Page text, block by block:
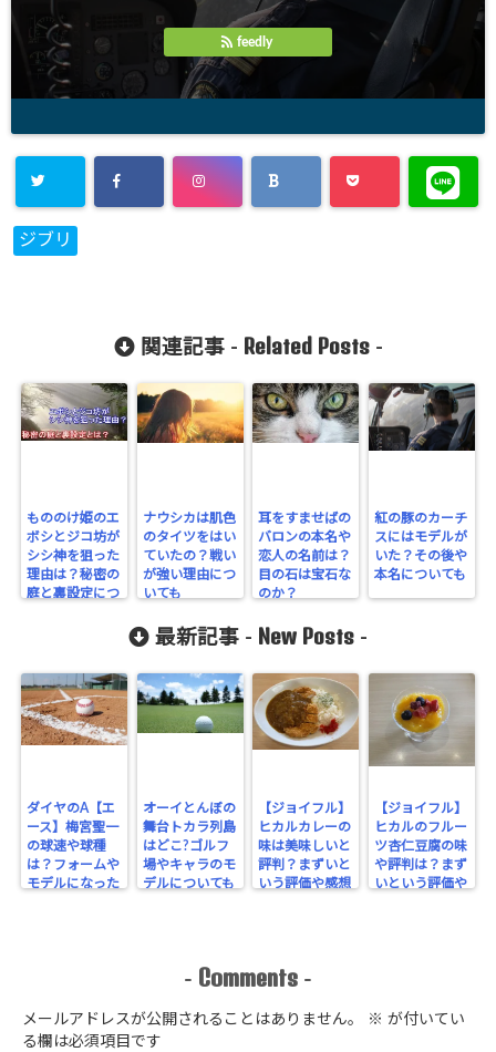
feedly
ジブリ
関連記事 - Related Posts-
もののけ姫のエ
ボシとジコ坊が
シシ神を狙った
理由は？秘密の
庭と裏設定につ
ナウシカは肌色
のタイツをはい
ていたの？戦い
が強い理由につ
いても
耳をすませばの
バロンの本名や
恋人の名前は？
目の石は宝石な
のか？
紅の豚のカーチ
スにはモデルが
いた？その後や
本名についても
最新記事 - New Posts -
ダイヤのA【エ
ース】梅宮聖一
の球速や球種
は？フォームや
モデルになった
オーイとんぼの
舞台トカラ列島
はどこ?ゴルフ
場やキャラのモ
デルについても
【ジョイフル】
ヒカルカレーの
味は美味しいと
評判？まずいと
いう評価や感想
【ジョイフル】
ヒカルのフルー
ツ杏仁豆腐の味
や評判は？まず
いという評価や
- Comments -
メールアドレスが公開されることはありません。 ※ が付いてい
る欄は必須項目です